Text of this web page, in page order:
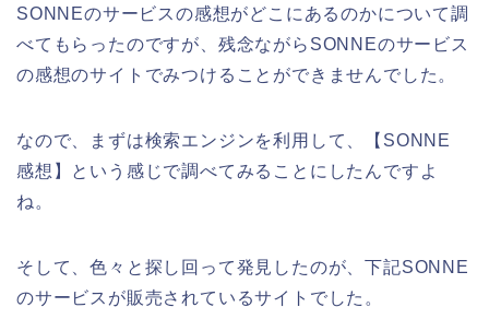
SONNEのサービスの感想がどこにあるのかについて調
べてもらったのですが、残念ながらSONNEのサービス
の感想のサイトでみつけることができませんでした。
なので、まずは検索エンジンを利用して、【SONNE
感想】という感じで調べてみることにしたんですよ
ね。
そして、色々と探し回って発見したのが、下記SONNE
のサービスが販売されているサイトでした。